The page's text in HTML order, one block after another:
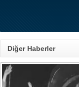
Diğer Haberler